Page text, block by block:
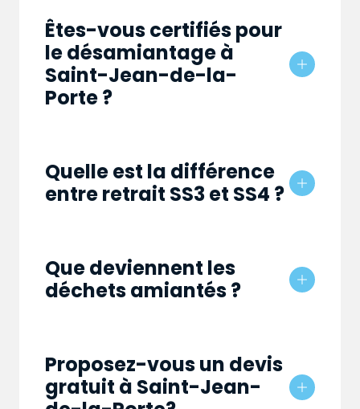
Êtes-vous certifiés pour
le désamiantage à
Saint-Jean-de-la-
Porte ?
Quelle est la différence
entre retrait SS3 et SS4 ?
Que deviennent les
déchets amiantés ?
Proposez-vous un devis
gratuit à Saint-Jean-